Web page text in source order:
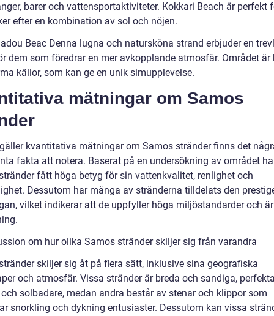
barer och vattensportaktiviteter. Kokkari Beach är perfekt
efter en kombination av sol och nöjen.
Beac Denna lugna och natursköna strand erbjuder en
dem som föredrar en mer avkopplande atmosfär. Området är
källor, som kan ge en unik simupplevelse.
mätningar om Samos
kvantitativa mätningar om Samos stränder finns det
fakta att notera. Baserat på en undersökning av området
fått höga betyg för sin vattenkvalitet, renlighet och
Dessutom har många av stränderna tilldelats den
vilket indikerar att de uppfyller höga miljöstandarder och
om hur olika Samos stränder skiljer sig från varandra
skiljer sig åt på flera sätt, inklusive sina geografiska
och atmosfär. Vissa stränder är breda och sandiga,
solbadare, medan andra består av stenar och klippor som
snorkling och dykning entusiaster. Dessutom kan vissa